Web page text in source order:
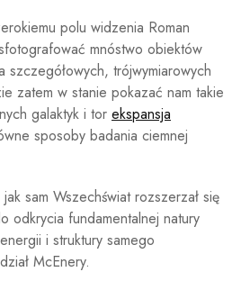
polu widzenia Roman
mnóstwo obiektów
szczegółowych, trójwymiarowych
zatem w stanie pokazać nam takie
galaktyk i tor ekspansja
sposoby badania ciemnej
sam Wszechświat rozszerzał się
odkrycia fundamentalnej natury
i struktury samego
McEnery.